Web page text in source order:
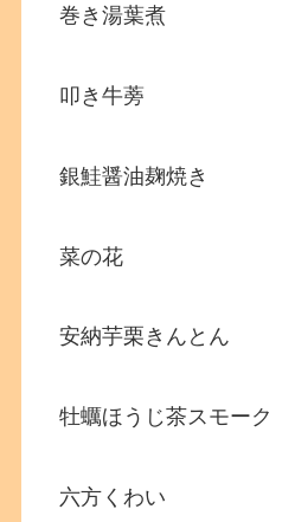
巻き湯葉煮
叩き牛蒡
銀鮭醤油麹焼き
菜の花
安納芋栗きんとん
牡蠣ほうじ茶スモーク
六方くわい